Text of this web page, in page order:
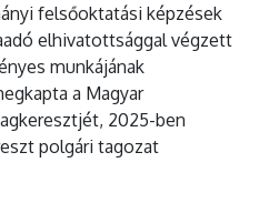
felsőoktatási képzések
elhivatottsággal végzett
munkájának
a Magyar
2025-ben
polgári tagozat